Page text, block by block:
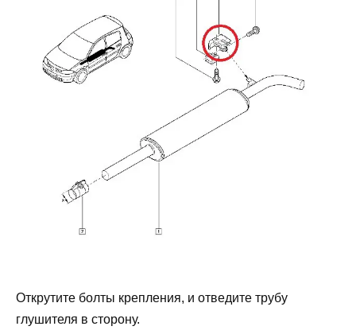
Открутите болты крепления, и отведите трубу
глушителя в сторону.